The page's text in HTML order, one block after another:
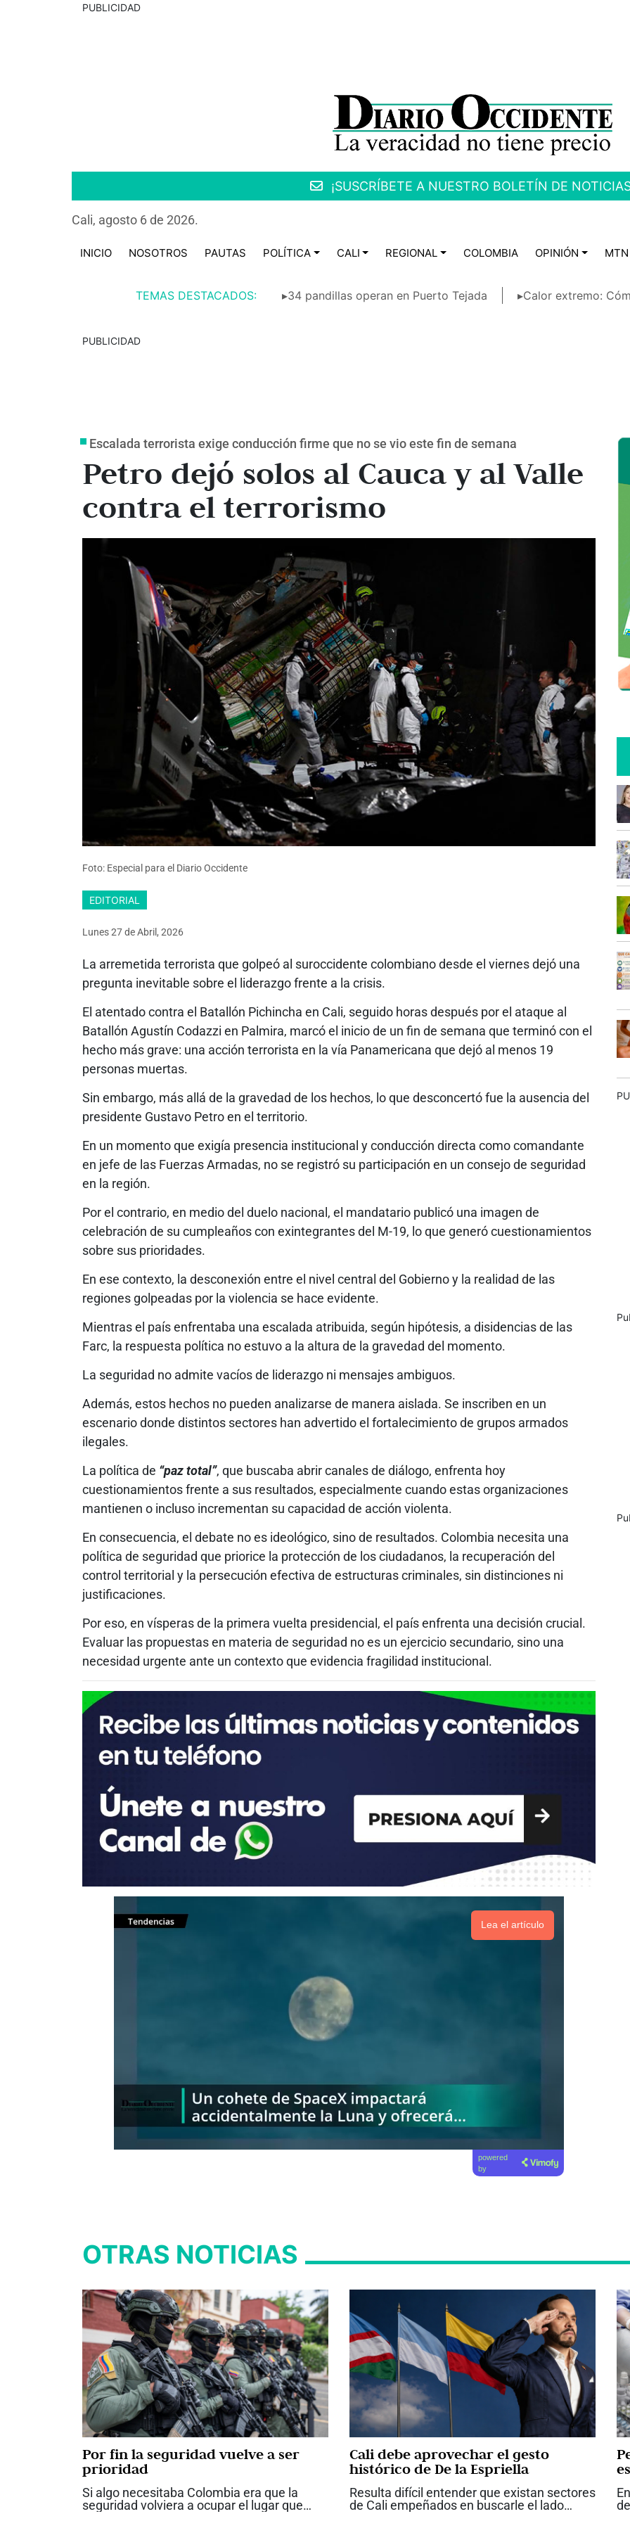
PUBLICIDAD
¡SUSCRÍBETE A NUESTRO BOLETÍN DE
Cali, agosto 6 de 2026.
INICIO NOSOTROS PAUTAS POLÍTICA CALI REGIONAL COLOMBIA OPINIÓN MTN
TEMAS DESTACADOS: ▸34 pandillas operan en Puerto Tejada ▸Calor extremo:
PUBLICIDAD
Escalada terrorista exige conducción firme que no se vio este fin de semana
Petro dejó solos al Cauca y al Valle
contra el terrorismo
Foto: Especial para el Diario Occidente
EDITORIAL
Lunes 27deAbril, 2026
La arremetida terrorista que golpeó al suroccidente colombiano desde el viernes dejó una
pregunta inevitable sobre el liderazgo frente a la crisis.
El atentado contra el Batallón Pichincha en Cali, seguido horas después por el ataque al
Batallón Agustín Codazzi en Palmira, marcó el inicio de un fin de semana que terminó con el
hecho más grave: una acción terrorista en la vía Panamericana que dejó al menos 19
personas muertas.
Sin embargo, más allá de la gravedad de los hechos, lo que desconcertó fue la ausencia del
presidente Gustavo Petro en el territorio.
En un momento que exigía presencia institucional y conducción directa como comandante
en jefe de las Fuerzas Armadas, no se registró su participación en un consejo de seguridad
en la región.
Por el contrario, en medio del duelo nacional, el mandatario publicó una imagen de
celebración de su cumpleaños con exintegrantes del M-19, lo que generó cuestionamientos
sobre sus prioridades.
En ese contexto, la desconexión entre el nivel central del Gobierno y la realidad de las
regiones golpeadas por la violencia se hace evidente.
Mientras el país enfrentaba una escalada atribuida, según hipótesis, a disidencias de las
Farc, la respuesta política no estuvo a la altura de la gravedad del momento.
La seguridad no admite vacíos de liderazgo ni mensajes ambiguos.
Además, estos hechos no pueden analizarse de manera aislada. Se inscriben en un
escenario donde distintos sectores han advertido el fortalecimiento de grupos armados
ilegales.
La política de “paz total”, que buscaba abrir canales de diálogo, enfrenta hoy
cuestionamientos frente a sus resultados, especialmente cuando estas organizaciones
mantienen o incluso incrementan su capacidad de acción violenta.
En consecuencia, el debate no es ideológico, sino de resultados. Colombia necesita una
política de seguridad que priorice la protección de los ciudadanos, la recuperación del
control territorial y la persecución efectiva de estructuras criminales, sin distinciones ni
justificaciones.
Por eso, en vísperas de la primera vuelta presidencial, el país enfrenta una decisión crucial.
Evaluar las propuestas en materia de seguridad no es un ejercicio secundario, sino una
necesidad urgente ante un contexto que evidencia fragilidad institucional.
Lea el artículo
powered
by
OTRAS NOTICIAS
Por fin la seguridad vuelve a ser
prioridad
Si algo necesitaba Colombia era que la
seguridad volviera a ocupar el lugar que
Cali debe aprovechar el gesto
histórico de De la Espriella
Resulta difícil entender que existan sectores
de Cali empeñados en buscarle el lado